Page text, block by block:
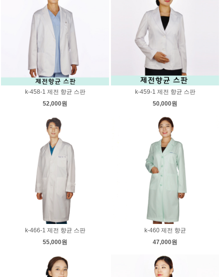
k-458-1 제전 향균 스판
52,000원
k-459-1 제전 향균 스판
50,000원
k-466-1 제전 향균 스판
55,000원
k-460 제전 향균
47,000원